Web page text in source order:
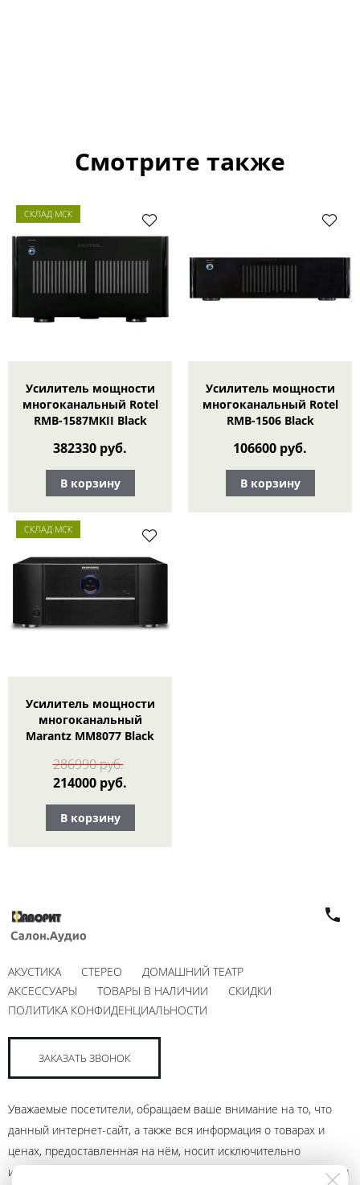
Смотрите также
СКЛАД МСК
Усилитель мощности
многоканальный Rotel
RMB-1587MKII Black
382330 руб.
В корзину
Усилитель мощности
многоканальный Rotel
RMB-1506 Black
106600 руб.
В корзину
СКЛАД МСК
Усилитель мощности
многоканальный
Marantz MM8077 Black
286990 руб.
214000 руб.
В корзину
АКУСТИКА СТЕРЕО
ДОМАШНИЙ ТЕАТР
АКСЕССУАРЫ
ТОВАРЫ В НАЛИЧИИ
СКИДКИ
ПОЛИТИКА КОНФИДЕНЦИАЛЬНОСТИ
ЗАКАЗАТЬ ЗВОНОК
Уважаемые посетители, обращаем ваше внимание на то, что
данный интернет-сайт, а также вся информация о товарах и
ценах, предоставленная на нём, носит исключительно
информационный характер и ни при каких условиях не является